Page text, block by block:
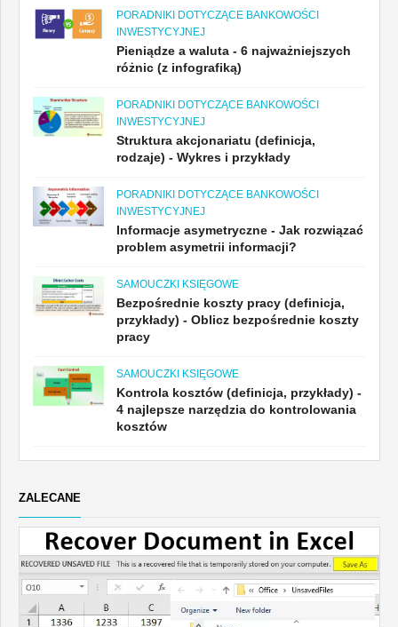
PORADNIKI DOTYCZĄCE BANKOWOŚCI
INWESTYCYJNEJ
Pieniądze a waluta - 6 najważniejszych
różnic (z infografiką)
PORADNIKI DOTYCZĄCE BANKOWOŚCI
INWESTYCYJNEJ
Struktura akcjonariatu (definicja,
rodzaje) - Wykres i przykłady
PORADNIKI DOTYCZĄCE BANKOWOŚCI
INWESTYCYJNEJ
Informacje asymetryczne - Jak rozwiązać
problem asymetrii informacji?
SAMOUCZKI KSIĘGOWE
Bezpośrednie koszty pracy (definicja,
przykłady) - Oblicz bezpośrednie koszty
pracy
SAMOUCZKI KSIĘGOWE
Kontrola kosztów (definicja, przykłady) -
4 najlepsze narzędzia do kontrolowania
kosztów
ZALECANE